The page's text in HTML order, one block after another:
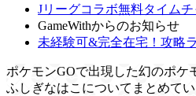
Jリーグコラボ無料タイム
GameWithからのお知らせ
未経験可&完全在宅！攻略
ポケモンGOで出現した幻のポケ
ふしぎなはこについてまとめて